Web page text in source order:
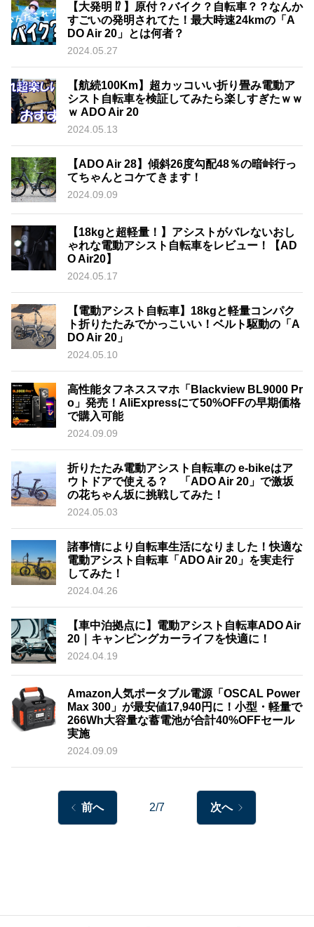
【大発明 ⁉︎ 】原付？バイク？自転車？？なんか
すごいの発明されてた！最大時速24kmの「A
DO Air 20」とは何者？
2024.05.27
【航続100Km】超カッコいい折り畳み電動ア
シスト自転車を検証してみたら楽しすぎたｗｗ
ｗ ADO Air 20
2024.05.13
【ADO Air 28】傾斜26度勾配48％の暗峠行っ
てちゃんとコケてきます！
2024.09.09
【18kgと超軽量！】アシストがバレないおし
ゃれな電動アシスト自転車をレビュー！【AD
O Air20】
2024.05.17
【電動アシスト自転車】18kgと軽量コンパク
ト折りたたみでかっこいい！ベルト駆動の「A
DO Air 20」
2024.05.10
高性能タフネススマホ「Blackview BL9000 Pr
o」発売！AliExpressにて50%OFFの早期価格
で購入可能
2024.09.09
折りたたみ電動アシスト自転車の e-bikeはア
ウトドアで使える？ 「ADO Air 20」で激坂
の花ちゃん坂に挑戦してみた！
2024.05.03
諸事情により自転車生活になりました！快適な
電動アシスト自転車「ADO Air 20」を実走行
してみた！
2024.04.26
【車中泊拠点に】電動アシスト自転車ADO Air
20｜キャンピングカーライフを快適に！
2024.04.19
Amazon人気ポータブル電源「OSCAL Power
Max 300」が最安値17,940円に！小型・軽量で
266Wh大容量な蓄電池が合計40%OFFセール
実施
2024.09.09
前へ 2/7 次へ